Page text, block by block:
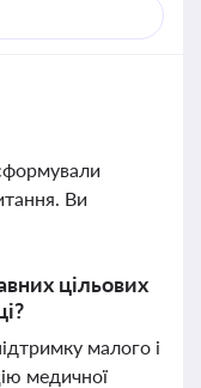
Ви
цільових
малого і
медичної